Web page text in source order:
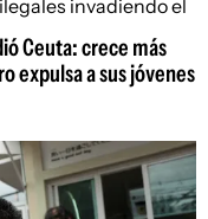
Ceuta: crece más
expulsa a sus jóvenes